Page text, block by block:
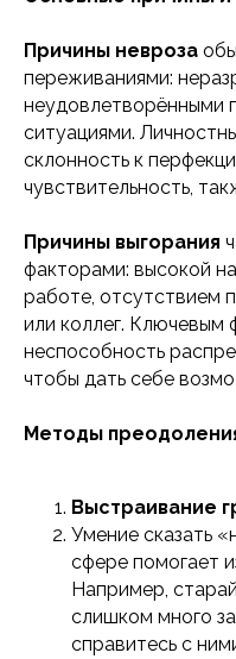
Причины невроза
переживаниями:
неудовлетворёнными
ситуациями.
склонность к
чувствительность,
Причины выгорания
факторами: высокой
работе, отсутствием
или коллег. Ключевым
неспособность
чтобы дать себе
Методы
Выстраивание
Умение сказать
сфере помогает
Например,
слишком много
справитесь с